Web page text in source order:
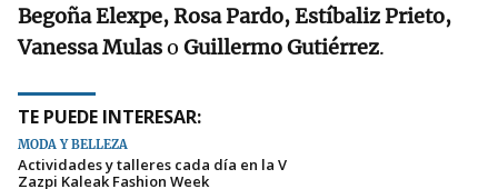
Begoña Elexpe, Rosa Pardo, Estíbaliz Prieto,
Vanessa Mulaso Guillermo Gutiérrez.
TE PUEDE INTERESAR:
MODA Y BELLEZA
Actividades y talleres cada día en la V
Zazpi Kaleak Fashion Week